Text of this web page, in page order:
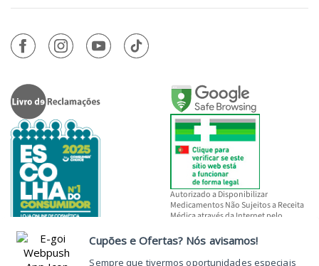
Autorizado a Disponibilizar
Medicamentos Não Sujeitos a Receita
Médica através da Internet pelo